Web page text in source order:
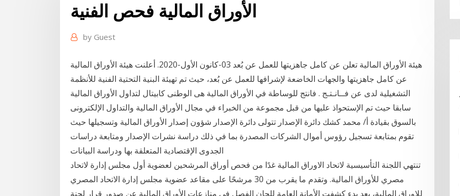
الأوراق المالية فحص الفنية
by Guest
هيئة الأوراق المالية تعلن عن كامل جاهزيتها للعمل عن بُعد 03-كانون الأول-2020. أعلنت هيئة الأوراق المالية
عن كامل جاهزيتها والجهات الخاضعة لإشرافها للعمل عن بُعد، حيث تم تهيئة البنية التحتية الفنية للأنظمة
التشغيلية لدى عن فــانـتـج . فانتج للوساطة في الأوراق المالية هى الوطنى كابيتال لتداول الأوراق المالية
سابقا حيث تم الإستحواذ عليها من قبل مجموعة من الخبراء في مجال الأوراق المالية والتداول الإلكترونى
بالسوق بقيادة أ/ محمد كشك دائرة الإصدار تتولى دائرة الإصدار شؤون إصدار الأوراق المالية وتسجيلها حيث
تقوم بمتابعة تسجيل رؤوس أموال الشركات المصدرة بما في ذلك دراسة نشرات الإصدار ومتابعة دراسات
الجدوى الإقتصادية المتعلقة بها ودراسة البيانات
تنتهي اللجنة التأسيسية لاتحاد الاوراق المالية غدًا من فحص أوراق المرشحين لعضوية أول مجلس إدارة لاتحاد
مصري للأوراق المالية. وتقدم ما يقرب من 30 مرشحًا على مقاعد عضوية مجلس إدارة الاتحاد المصري
للاوراق المالية، بعد بدء كشفت الأمانة العامة للجان الفصل في منازعات الأوراق المالية عن صدور قرار لجنة